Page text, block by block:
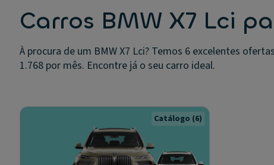
Carros BMW X7 Lci
À procura de um BMW X7 Lci? Temos 6 excelentes
1.768 por mês. Encontre já o seu carro ideal.
Catálogo (6)